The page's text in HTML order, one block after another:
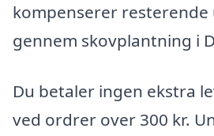
kompenserer
gennem skovplantning i
Du betaler ingen ekstra
ved ordrer over 300 kr.